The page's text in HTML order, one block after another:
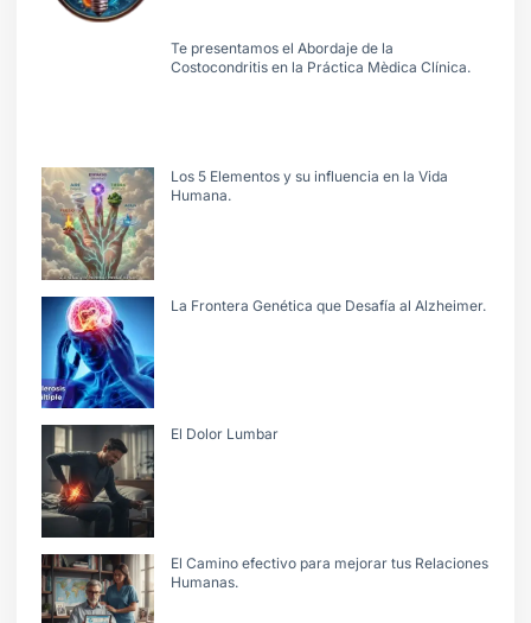
Te presentamos el Abordaje de la
Costocondritis en la Práctica Mèdica Clínica.
Los 5 Elementos y su influencia en la Vida
Humana.
La Frontera Genética que Desafía al Alzheimer.
El Dolor Lumbar
El Camino efectivo para mejorar tus Relaciones
Humanas.